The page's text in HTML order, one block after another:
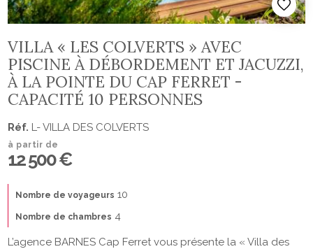
VILLA « LES COLVERTS » AVEC
PISCINE À DÉBORDEMENT ET JACUZZI,
À LA POINTE DU CAP FERRET -
CAPACITÉ 10 PERSONNES
Réf. L- VILLA DES COLVERTS
à partir de
12 500 €
Nombre de voyageurs 10
Nombre de chambres 4
L’agence BARNES Cap Ferret vous présente la « Villa des